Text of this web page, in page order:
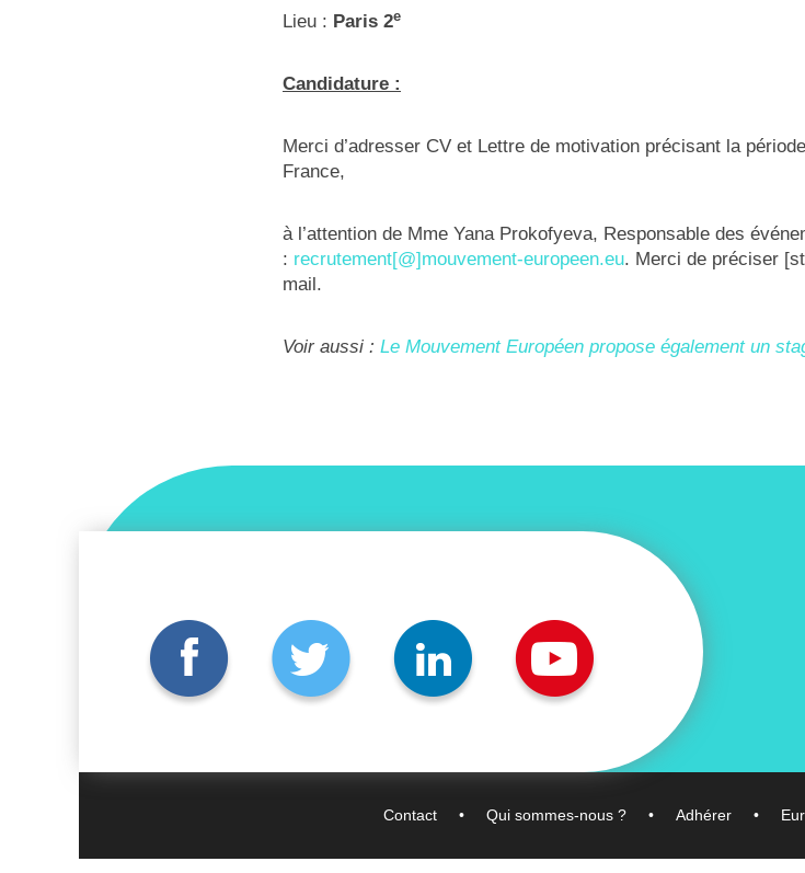
Lieu : Paris 2e
Candidature :
Merci d’adresser CV et Lettre de motivation précisant la
France,
à l’attention de Mme Yana Prokofyeva, Responsable des
: recrutement[@]mouvement-europeen.eu. Merci de préciser
mail.
Voir aussi : Le Mouvement Européen propose également un
Contact Qui sommes-nous ? Adhérer